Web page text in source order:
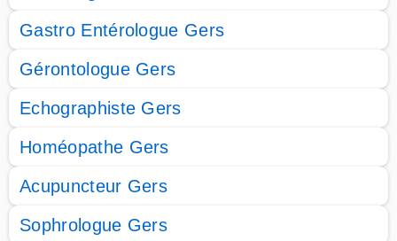
Gastro Entérologue Gers
Gérontologue Gers
Echographiste Gers
Homéopathe Gers
Acupuncteur Gers
Sophrologue Gers